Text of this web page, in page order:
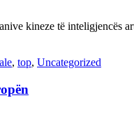
kineze të
, top, Uncategorized